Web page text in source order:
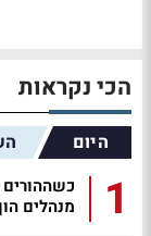
הכי נקראות
היום
1
כשההורים
מנהלים